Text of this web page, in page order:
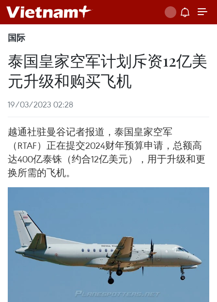
国际
泰国皇家空军计划斥资12亿美
元升级和购买飞机
19/03/2023 02:28
越通社驻曼谷记者报道，泰国皇家空军
（RTAF）正在提交2024财年预算申请，总额高
达400亿泰铢（约合12亿美元），用于升级和更
换所需的飞机。